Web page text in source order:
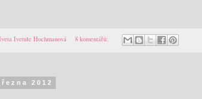
Ivetule Hochmanová 8 komentářů:
2012